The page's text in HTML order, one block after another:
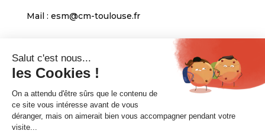
Mail : esm@cm-toulouse.fr
INFORMATIONS
Mentions légales
Protection des données personnelles
Venir nous voir